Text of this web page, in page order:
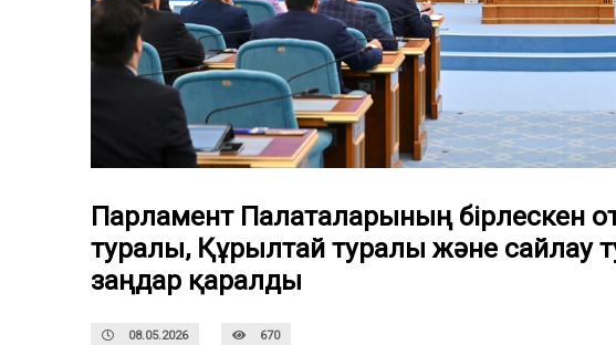
Парламент Палаталарының бірлескен
туралы, Құрылтай туралы және сайлау
заңдар қаралды
08.05.2026 670